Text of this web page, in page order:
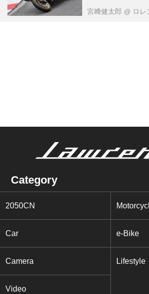
宮﨑健太郎 @ ロレ
Category
2050CN
Car e-Bike
Camera Lifestyle
Video